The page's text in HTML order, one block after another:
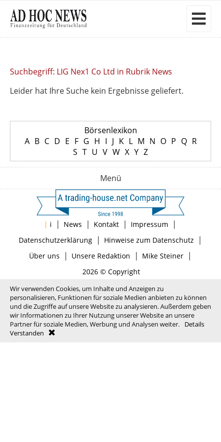
Suchbegriff: LIG Nex1 Co Ltd in Rubrik News
Leider hat Ihre Suche kein Ergebnisse geliefert.
Börsenlexikon
A B C D E F G H I J K L M N O P Q R
S T U V W X Y Z
Menü
| i | News | Kontakt | Impressum |
Datenschutzerklärung| Hinweise zum Datenschutz |
Über uns | Unsere Redaktion | Mike Steiner|
2026 © Copyright
Wir verwenden Cookies, um Inhalte und Anzeigen zu
personalisieren, Funktionen für soziale Medien anbieten zu können
und die Zugriffe auf unsere Website zu analysieren. Außerdem geben
wir Informationen zu Ihrer Nutzung unserer Website an unsere
Partner für soziale Medien, Werbung und Analysen weiter.
Details
Verstanden